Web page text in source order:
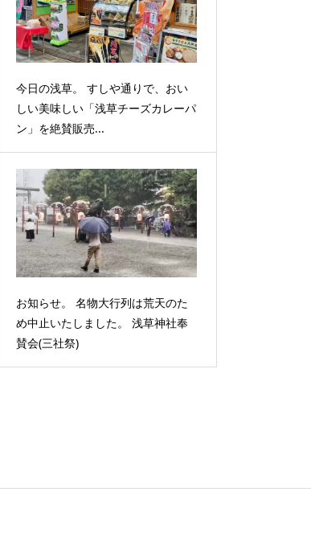
今日の浅草。 すしや通りで、おい
しい美味しい「浅草チーズカレーパ
ン」を絶賛販売...
お知らせ。 名物大行列は荒天のた
め中止いたしました。 浅草神社奉
賛会(三社祭)